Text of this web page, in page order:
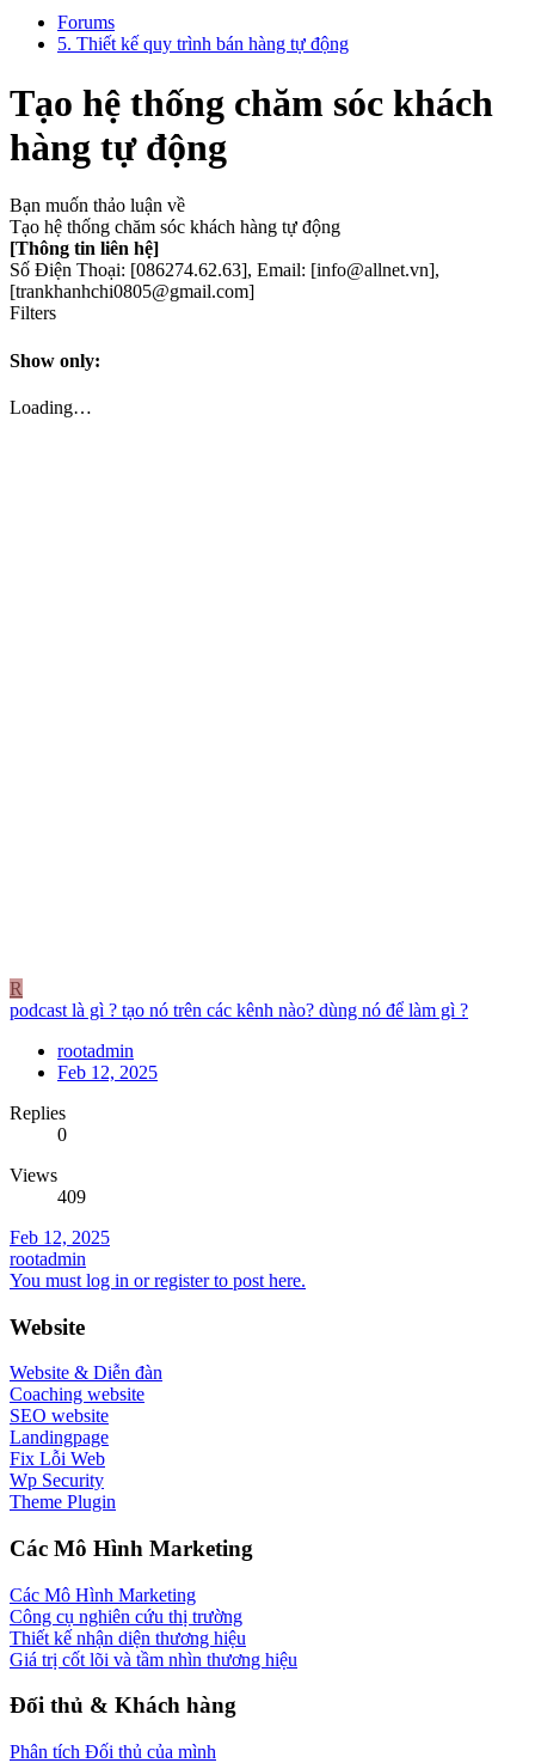
Forums
5. Thiết kế quy trình bán hàng tự động
Tạo hệ thống chăm sóc khách
hàng tự động
Bạn muốn thảo luận về
Tạo hệ thống chăm sóc khách hàng tự động
[Thông tin liên hệ]
Số Điện Thoại: [086274.62.63], Email: [info@allnet.vn],
[trankhanhchi0805@gmail.com]
Filters
Show only:
Loading…
R
podcast là gì ? tạo nó trên các kênh nào? dùng nó để làm gì ?
rootadmin
Feb 12, 2025
Replies
0
Views
409
Feb 12, 2025
rootadmin
You must log in or register to post here.
Website
Website & Diễn đàn
Coaching website
SEO website
Landingpage
Fix Lỗi Web
Wp Security
Theme Plugin
Các Mô Hình Marketing
Các Mô Hình Marketing
Công cụ nghiên cứu thị trường
Thiết kế nhận diện thương hiệu
Giá trị cốt lõi và tầm nhìn thương hiệu
Đối thủ & Khách hàng
Phân tích Đối thủ của mình